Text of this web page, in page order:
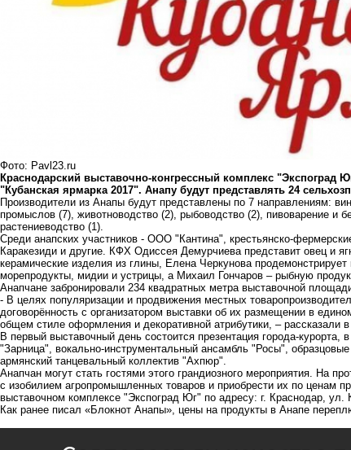
Фото: Pavl23.ru
Краснодарский выставочно-конгрессный комплекс "Экспоград
"Кубанская ярмарка 2017". Анапу будут представлять 24
Производители из Анапы будут представлены по 7 направлениям:
промыслов (7), животноводство (2), рыбоводство (2), пивоварение и
растениеводство (1).
Среди анапских участников - ООО "Кантина", крестьянско-
Каракезиди и другие. КФХ Одиссея Демурчиева представит овец и
керамические изделия из глины, Елена Черкунова
морепродукты, мидии и устрицы, а Михаил Гончаров – рыбную
Анапчане забронировали 234 квадратных метра выставочной
- В целях популяризации и продвижения местных
договорённость с организатором выставки об их размещении в
общем стиле оформления и декоративной атрибутики, – рассказали в
В первый выставочный день состоится презентация города-курорта,
"Зарница", вокально-инструментальный ансамбль "Росы",
армянский танцевальный коллектив "Ахпюр".
Анапчан могут стать гостями этого грандиозного мероприятия. На
с изобилием агропромышленных товаров и приобрести их по ценам
выставочном комплексе "Экспоград Юг" по адресу: г. Краснодар, ул.
Как ранее писал «Блокнот Анапы», цены на продукты в Анапе